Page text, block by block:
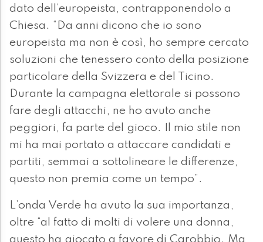
dato dell’europeista, contrapponendolo a
Chiesa. “Da anni dicono che io sono
europeista ma non è così, ho sempre cercato
soluzioni che tenessero conto della posizione
particolare della Svizzera e del Ticino.
Durante la campagna elettorale si possono
fare degli attacchi, ne ho avuto anche
peggiori, fa parte del gioco. Il mio stile non
mi ha mai portato a attaccare candidati e
partiti, semmai a sottolineare le differenze,
questo non premia come un tempo”.
L’onda Verde ha avuto la sua importanza,
oltre “al fatto di molti di volere una donna,